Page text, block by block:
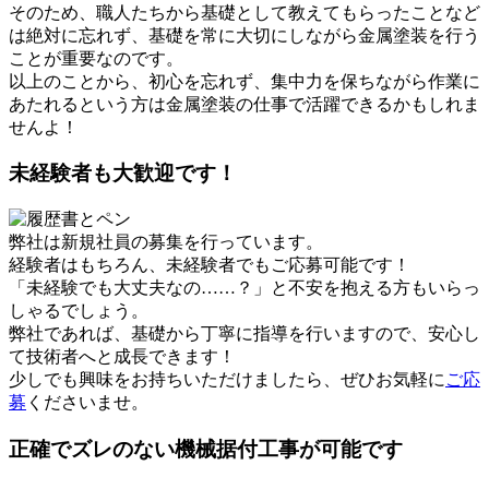
そのため、職人たちから基礎として教えてもらったことなど
は絶対に忘れず、基礎を常に大切にしながら金属塗装を行う
ことが重要なのです。
以上のことから、初心を忘れず、集中力を保ちながら作業に
あたれるという方は金属塗装の仕事で活躍できるかもしれま
せんよ！
未経験者も大歓迎です！
弊社は新規社員の募集を行っています。
経験者はもちろん、未経験者でもご応募可能です！
「未経験でも大丈夫なの……？」と不安を抱える方もいらっ
しゃるでしょう。
弊社であれば、基礎から丁寧に指導を行いますので、安心し
て技術者へと成長できます！
少しでも興味をお持ちいただけましたら、ぜひお気軽に ご応
募 くださいませ。
正確でズレのない機械据付工事が可能です